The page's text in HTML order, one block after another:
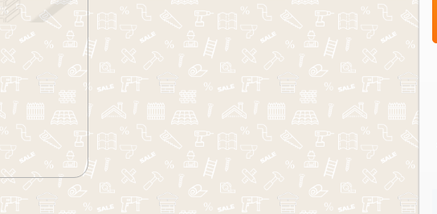
Обратный звонок
Обратная связь
Обратный звонок